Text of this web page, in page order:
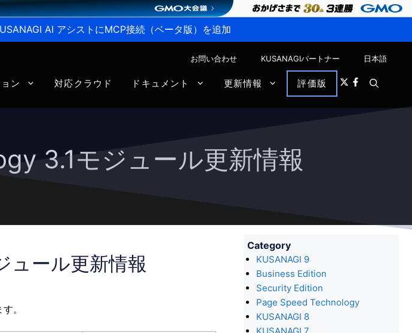
AI アシストにMCP接続（ベータ版）を追加
お問い合わせ KUSANAGIパートナー 日本語
ン 対応クラウド ドキュメント 更新情報 評価版
3.1モジュール更新情報
ュール更新情報
。
Category
KUSANAGI 9
Business Edition
Security Edition
Page Speed Technology
KUSANAGI 8